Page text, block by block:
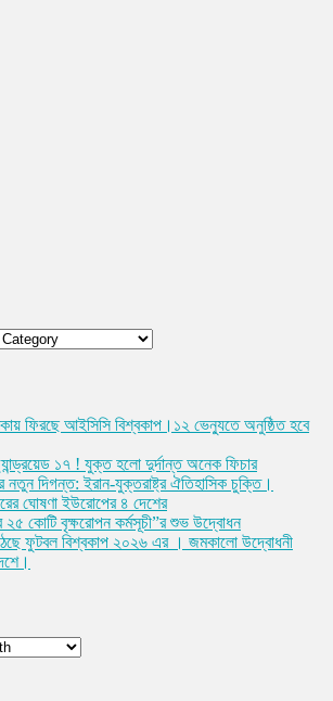
ফিরছে আইসিসি বিশ্বকাপ।১২ ভেন্যুতে অনুষ্ঠিত হবে
১৭ ! যুক্ত হলো দুর্দান্ত অনেক ফিচার
নতুন দিগন্ত: ইরান-যুক্তরাষ্ট্র ঐতিহাসিক চুক্তি।
ঘোষণা ইউরোপের ৪ দেশের
২৫ কোটি বৃক্ষরোপন কর্মসূচী”র শুভ উদ্বোধন
ফুটবল বিশ্বকাপ ২০২৬ এর । জমকালো উদ্বোধনী